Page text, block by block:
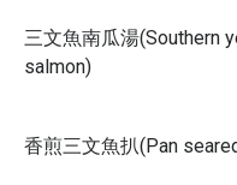
三文魚南瓜湯(Southern
salmon)
香煎三文魚扒(Pan